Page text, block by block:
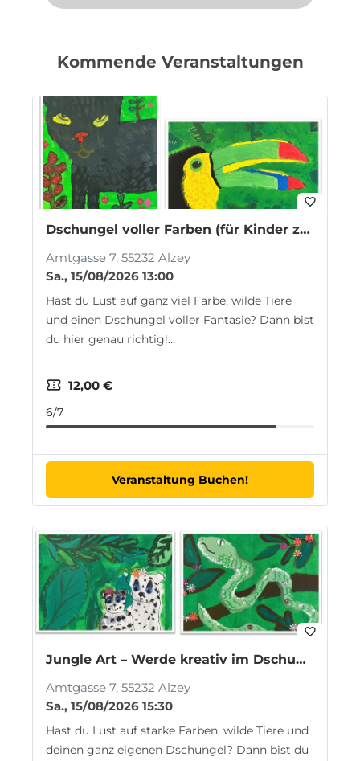
Kommende Veranstaltungen
favorite_border
Dschungel voller Farben (für Kinder zwischen 5 und 7 Jahren)
Amtgasse 7, 55232 Alzey
Sa., 15/08/2026 13:00
Hast du Lust auf ganz viel Farbe, wilde Tiere
und einen Dschungel voller Fantasie? Dann bist
du hier genau richtig!…
confirmation_number 12,00 €
6/7
Veranstaltung Buchen!
favorite_border
Jungle Art – Werde kreativ im Dschungel (für Kinder ab 8 Jahren)
Amtgasse 7, 55232 Alzey
Sa., 15/08/2026 15:30
Hast du Lust auf starke Farben, wilde Tiere und
deinen ganz eigenen Dschungel? Dann bist du